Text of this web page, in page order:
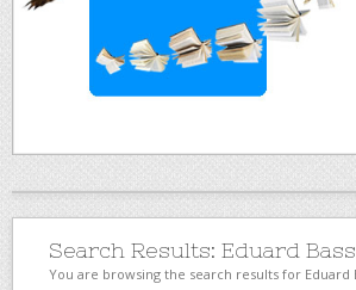
Search Results: Eduard Bass
You are browsing the search results for Eduard